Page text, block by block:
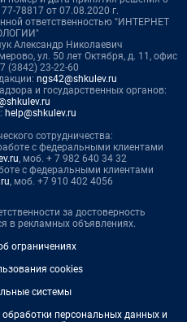
78817 от 07.08.2020 г.
ответственностью "ИНТЕРНЕТ
Александр Николаевич
ул. 50 лет Октября, д. 11, офис
(3842) 23-22-60
ngs42@shkulev.ru
и государственных органов:
help@shkulev.ru
сотрудничества:
с федеральными клиентами
, моб. + 7 982 640 34 32
с федеральными клиентами
, моб. +7 910 402 4056
за достоверность
в рекламных объявлениях.
ограничениях
cookies
системы
персональных данных и